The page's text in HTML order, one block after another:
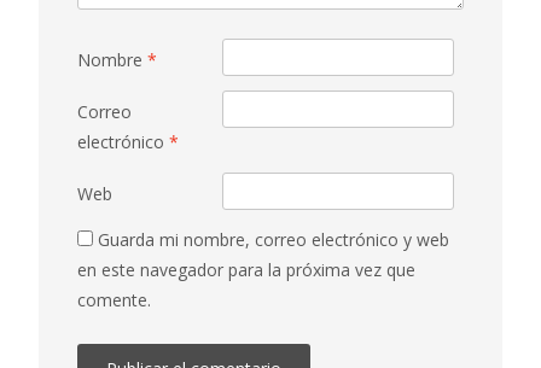
Nombre *
Correo
electrónico *
Web
Guarda mi nombre, correo electrónico y web
en este navegador para la próxima vez que
comente.